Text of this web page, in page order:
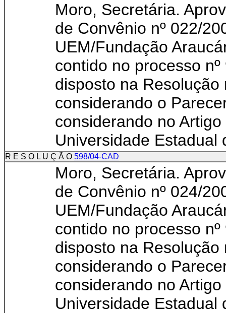
Moro, Secretária.
de Convênio nº 022/
UEM/Fundação
contido no processo
disposto na Resolução
considerando o
considerando no
Universidade Estadual
R E S O L U Ç Ã O 598/04-CAD
Moro, Secretária.
de Convênio nº 024/
UEM/Fundação
contido no processo
disposto na Resolução
considerando o
considerando no
Universidade Estadual